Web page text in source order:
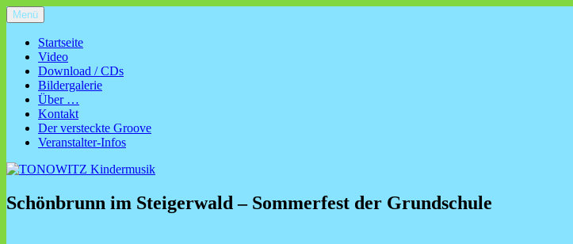
Zum
Inhalt
springen
TONOWITZ Kindermusik
Kinderliedermacher TONOWITZ aus Nürnberg – Kinderkonzerte, Kinderlieder zum Mitmachen und Mitsingen
Menü
Startseite
Video
Download / CDs
Bildergalerie
Über …
Kontakt
Der versteckte Groove
Veranstalter-Infos
Schönbrunn im Steigerwald – Sommerfest der Grundschule